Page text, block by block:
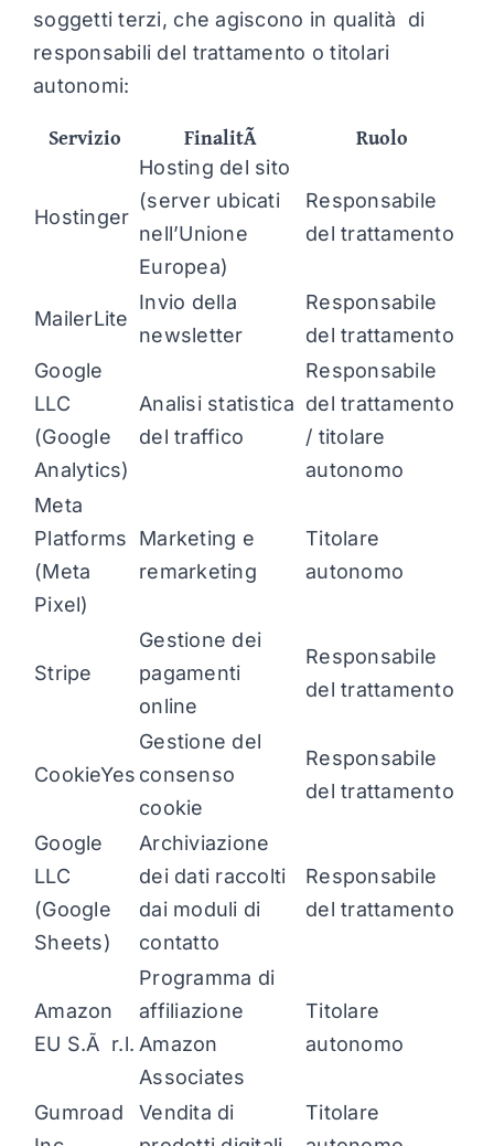
soggetti terzi, che agiscono in qualità di
responsabili del trattamento o titolari
autonomi:
Servizio FinalitÃ Ruolo
Hostinger
Hosting del sito
(server ubicati
nell’Unione
Europea)
Responsabile
del trattamento
MailerLite
Invio della
newsletter
Responsabile
del trattamento
Google
LLC
(Google
Analytics)
Analisi statistica
del traffico
Responsabile
del trattamento
/ titolare
autonomo
Meta
Platforms
(Meta
Pixel)
Marketing e
remarketing
Titolare
autonomo
Stripe
Gestione dei
pagamenti
online
Responsabile
del trattamento
CookieYes
Gestione del
consenso
cookie
Responsabile
del trattamento
Google
LLC
(Google
Sheets)
Archiviazione
dei dati raccolti
dai moduli di
contatto
Responsabile
del trattamento
Amazon
EU S.Ã r.l.
Programma di
affiliazione
Amazon
Associates
Titolare
autonomo
Gumroad
Vendita di
Titolare